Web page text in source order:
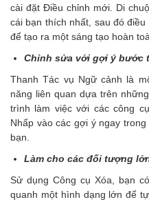
cài đặt Điều chỉnh mới. Di
cái bạn thích nhất, sau đó
để tạo ra một sáng tạo hoàn
Chỉnh sửa với gợi ý bước
Thanh Tác vụ Ngữ cảnh là
năng liên quan dựa trên
trình làm việc với các công
Nhấp vào các gợi ý ngay
bạn.
Làm cho các đối tượng
Sử dụng Công cụ Xóa, bạn
quanh một hình dạng lớn để